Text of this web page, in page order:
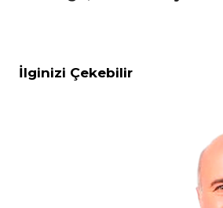
İlginizi Çekebilir